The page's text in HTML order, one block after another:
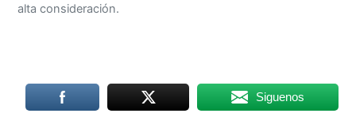
alta consideración.
Siguenos